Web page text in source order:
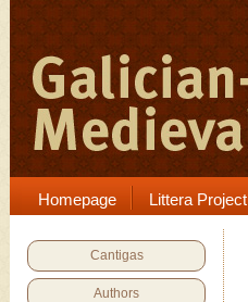
Homepage Littera Project
Cantigas
Authors